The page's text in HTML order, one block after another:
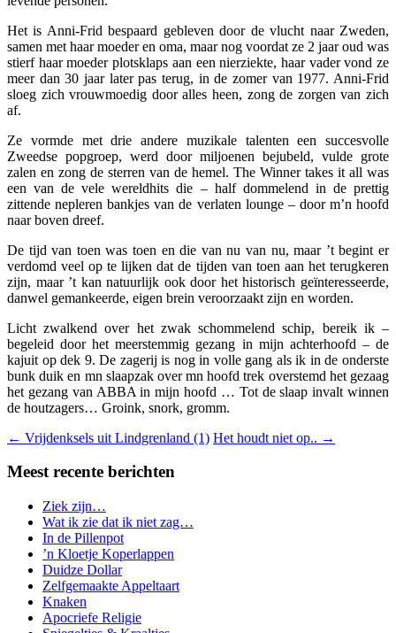
Het is Anni-Frid bespaard gebleven door de vlucht naar Zweden,
samen met haar moeder en oma, maar nog voordat ze 2 jaar oud was
stierf haar moeder plotsklaps aan een nierziekte, haar vader vond ze
meer dan 30 jaar later pas terug, in de zomer van 1977. Anni-Frid
sloeg zich vrouwmoedig door alles heen, zong de zorgen van zich
af.
Ze vormde met drie andere muzikale talenten een succesvolle
Zweedse popgroep, werd door miljoenen bejubeld, vulde grote
zalen en zong de sterren van de hemel. The Winner takes it all was
een van de vele wereldhits die – half dommelend in de prettig
zittende nepleren bankjes van de verlaten lounge – door m’n hoofd
naar boven dreef.
De tijd van toen was toen en die van nu van nu, maar ’t begint er
verdomd veel op te lijken dat de tijden van toen aan het terugkeren
zijn, maar ’t kan natuurlijk ook door het historisch geïnteresseerde,
danwel gemankeerde, eigen brein veroorzaakt zijn en worden.
Licht zwalkend over het zwak schommelend schip, bereik ik –
begeleid door het meerstemmig gezang in mijn achterhoofd – de
kajuit op dek 9. De zagerij is nog in volle gang als ik in de onderste
bunk duik en mn slaapzak over mn hoofd trek overstemd het gezaag
het gezang van ABBA in mijn hoofd … Tot de slaap invalt winnen
de houtzagers… Groink, snork, gromm.
← Vrijdenksels uit Lindgrenland (1) Het houdt niet op.. →
Meest recente berichten
Ziek zijn…
Wat ik zie dat ik niet zag…
In de Pillenpot
’n Kloetje Koperlappen
Duidze Dollar
Zelfgemaakte Appeltaart
Knaken
Apocriefe Religie